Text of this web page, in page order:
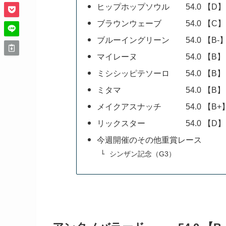
ヒップホップソウル 54.0 【D】
ブラウンウェーブ 54.0 【C】
ブルーイングリーン 54.0 【B-
マイレーヌ 54.0 【B】
ミシシッピテソーロ 54.0 【B】
ミタマ 54.0 【B】
メイクアスナッチ 54.0 【B+
リックスター 54.0 【D】
今週開催のその他重賞レース
シンザン記念（G3）